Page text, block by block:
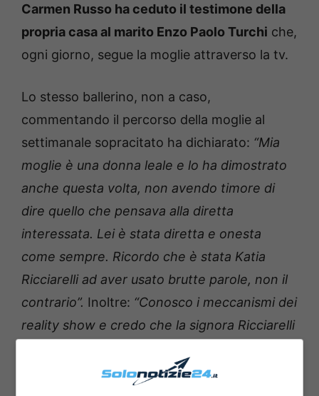
Carmen Russo ha ceduto il testimone della
propria casa al marito Enzo Paolo Turchi che,
ogni giorno, segue la moglie attraverso la tv.
Lo stesso ballerino, non a caso,
commentando il percorso della moglie al
settimanale sopracitato ha dichiarato: “Mia
moglie è una donna leale e lo ha dimostrato
anche questa volta, non avendo timore di
dire quello che pensava alla diretta
interessata. Lei è stata diretta e onesta
come sempre. Ricordo che è stata Katia
Ricciarelli ad aver usato brutte parole, non il
contrario”. Inoltre: “Conosco i meccanismi dei
reality show e credo che la signora Ricciarelli
trionfare al GF Vip. E la persona che